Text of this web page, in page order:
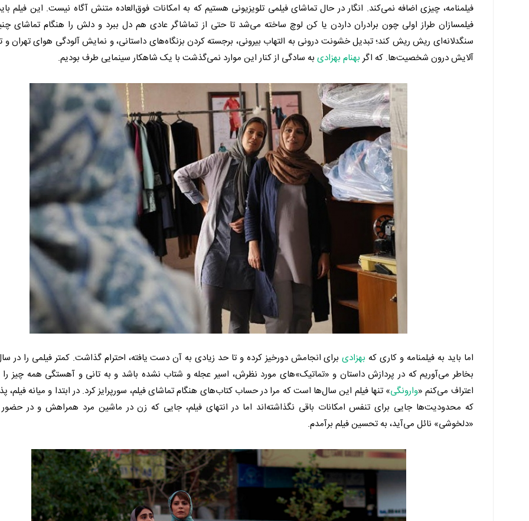
فیلمنامه، چیزی اضافه نمی‌کند. انگار در حال تماشای فیلمی تلویزیونی هستیم که به امکانات فوق‌العاده متنش آگاه نیست. این فیلم
فیلمسازان طراز اولی چون برادران داردن یا کن لوچ ساخته می‌شد تا حتی از تماشاگر عادی هم دل ببرد و دلش را هنگام تماشای
سنگدلانه‌ای ریش ریش کند؛ تبدیل خشونت درونی به التهاب بیرونی، برجسته کردن بزنگاه‌های داستانی، و نمایش آلودگی هوای تهران و
آلایش درون شخصیت‌ها. که اگر بهنام بهزادی به سادگی از کنار این موارد نمی‌گذشت با یک شاهکار سینمایی طرف بودیم.
اما باید به فیلمنامه و کاری که بهزادیبرای انجامش دورخیز کرده و تا حد زیادی به آن دست یافته، احترام گذاشت. کمتر فیلمی را در
بخاطر می‌آوریم که در پردازش داستان و «تماتیک»های مورد نظرش، اسیر عجله و شتاب نشده باشد و به تانی و آهستگی همه چیز
اعتراف می‌کنم «وارونگی» تنها فیلم این سال‌ها است که مرا در حساب کتاب‌های هنگام تماشای فیلم، سورپرایز کرد. در ابتدا و میانه فیلم،
که محدودیت‌ها جایی برای تنفس امکانات باقی نگذاشته‌اند اما در انتهای فیلم، جایی که زن در ماشین مرد همراهش و در
«دلخوشی» نائل می‌آید، به تحسین فیلم برآمدم.